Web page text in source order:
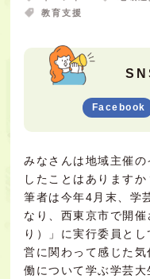
教育支援
Facebook
みなさんは地域主催
したことはありますか
筆者は今年4月末、学
なり、西東京市で開
り）」に実行委員と
営に関わって感じた
働について学ぶ学芸